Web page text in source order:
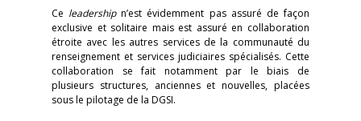
Ce leadershipn’est évidemment pas assuré de façon
exclusive et solitaire mais est assuré en collaboration
étroite avec les autres services de la communauté du
renseignement et services judiciaires spécialisés. Cette
collaboration se fait notamment par le biais de
plusieurs structures, anciennes et nouvelles, placées
sous le pilotage de la DGSI.